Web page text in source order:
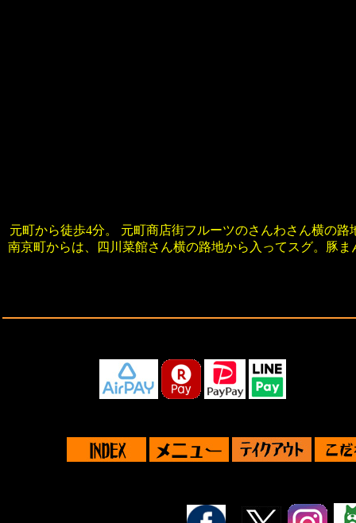
元町から徒歩4分。 元町商店街フルーツのさんわさん横の路
南京町からは、四川菜館さん横の路地から入ってスグ。豚